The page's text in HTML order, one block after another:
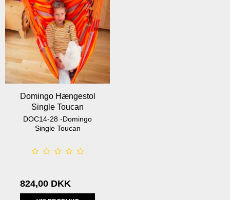
Domingo Hængestol
Single Toucan
DOC14-28 -Domingo
Single Toucan
824,00 DKK